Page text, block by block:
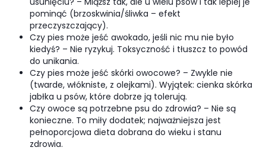
pominąć (brzoskwinia/śliwka – efekt
przeczyszczający).
Czy pies może jeść awokado, jeśli nic mu nie było
kiedyś? – Nie ryzykuj. Toksyczność i tłuszcz to powód
do unikania.
Czy pies może jeść skórki owocowe? – Zwykle nie
(twarde, włókniste, z olejkami). Wyjątek: cienka skórka
jabłka u psów, które dobrze ją tolerują.
Czy owoce są potrzebne psu do zdrowia? – Nie są
konieczne. To miły dodatek; najważniejsza jest
pełnoporcjowa dieta dobrana do wieku i stanu
zdrowia.